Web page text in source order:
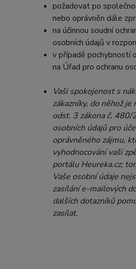
požadovat po
nebo oprávněn dále
na účinnou soudní
osobních údajů v
v případě pochybností
na Úřad pro
Vaši spokojenost s
zákazníky, do něhož
odst. 3 zákona č.
osobních údajů pro
oprávněného zájmu,
vyhodnocování vaší
portálu Heureka.cz;
Vaše osobní údaje
zasílání e-mailových
dalších dotazníků
zasílat.